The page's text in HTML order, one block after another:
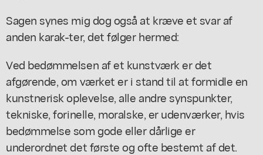
Sagen synes mig dog også at kræve et svar af
anden karak-ter, det følger hermed:
Ved bedømmelsen af et kunstværk er det
afgørende, om værket er i stand til at formidle en
kunstnerisk oplevelse, alle andre synspunkter,
tekniske, forinelle, moralske, er udenværker, hvis
bedømmelse som gode eller dårlige er
underordnet det første og ofte bestemt af det.